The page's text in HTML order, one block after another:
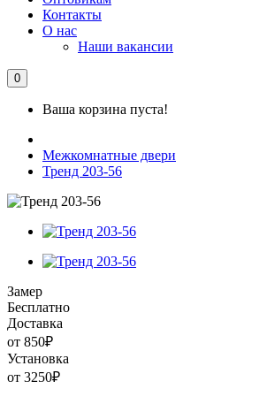
Контакты
О нас
Наши вакансии
0
Ваша корзина пуста!
Межкомнатные двери
Тренд 203-56
Замер
Бесплатно
Доставка
от 850₽
Установка
от 3250₽